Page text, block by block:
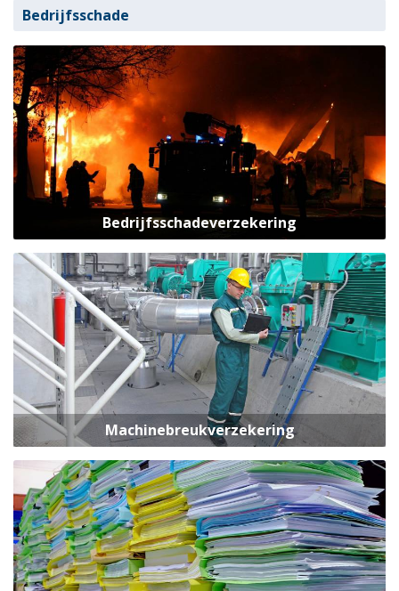
Bedrijfsschade
Bedrijfsschadeverzekering
Machinebreukverzekering